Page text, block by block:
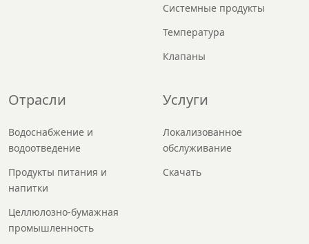
Системные продукты
Температура
Клапаны
Отрасли
Водоснабжение и
водоотведение
Продукты питания и
напитки
Целлюлозно-бумажная
промышленность
Услуги
Локализованное
обслуживание
Скачать